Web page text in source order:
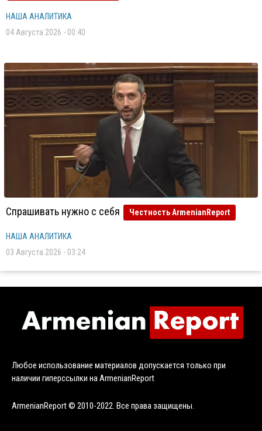
НАША АНАЛИТИКА
04 Августа 2026 - 00:40
Спрашивать нужно с себя Честность ArmenianReport
НАША АНАЛИТИКА
03 Августа 2026 - 03:24
Любое использование материалов допускается только при
наличии гиперссылки на ArmenianReport
ArmenianReport © 2010-2022. Все права защищены.